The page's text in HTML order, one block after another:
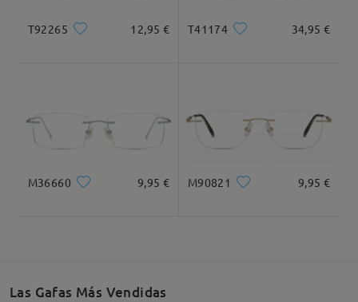
T92265 12,95 € T41174 34,95 €
M36660 9,95 € M90821 9,95 €
Las Gafas Más Vendidas